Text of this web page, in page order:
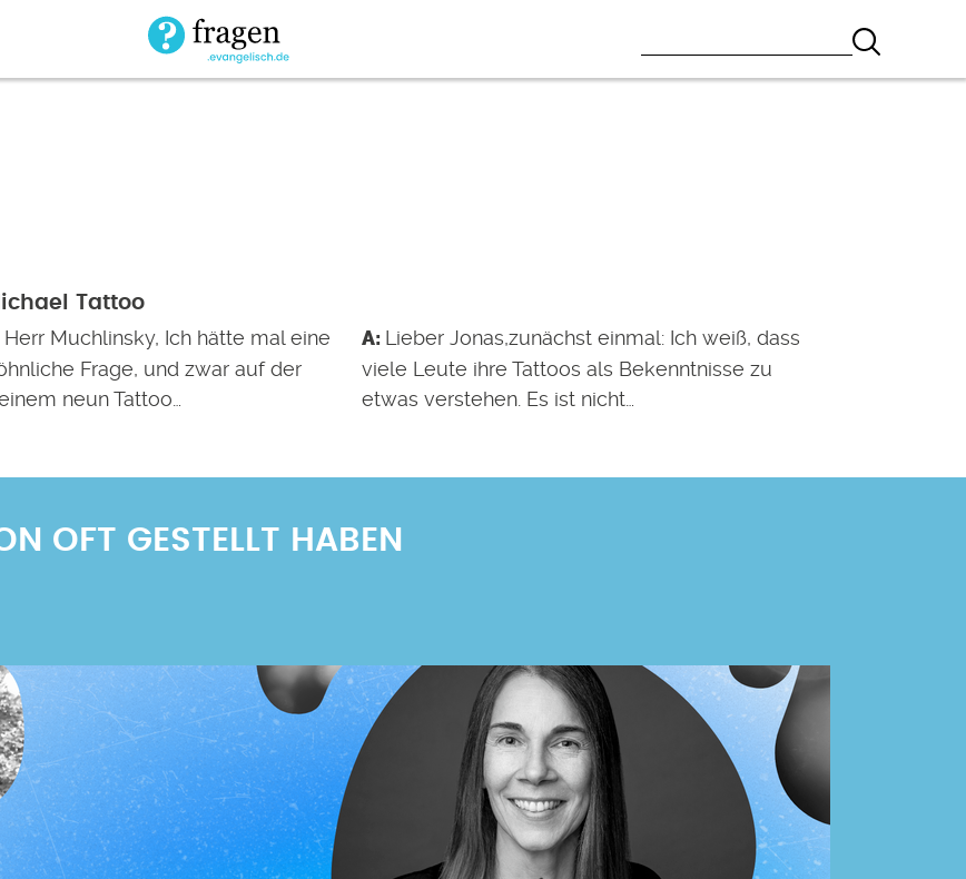
Tattoo
Herr Muchlinsky, Ich hätte mal eine
Frage, und zwar auf der
neun Tattoo…
Lieber Jonas,zunächst einmal: Ich weiß, dass
viele Leute ihre Tattoos als Bekenntnisse zu
etwas verstehen. Es ist nicht…
OFT GESTELLT HABEN